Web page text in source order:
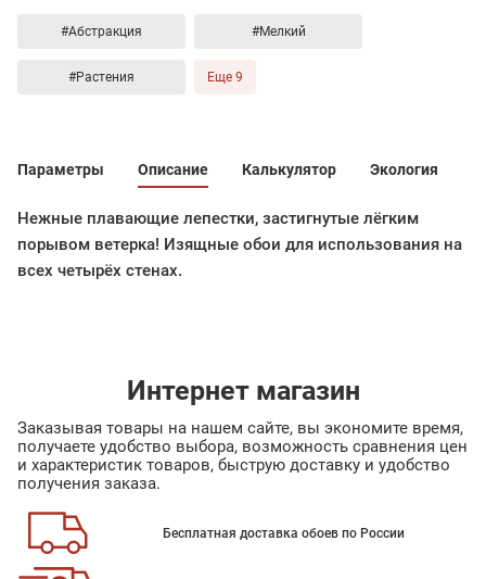
#Абстракция #Мелкий
#Растения Еще 9
Параметры Описание Калькулятор Экология
Нежные плавающие лепестки, застигнутые лёгким
порывом ветерка! Изящные обои для использования на
всех четырёх стенах.
Интернет магазин
Заказывая товары на нашем сайте, вы экономите время,
получаете удобство выбора, возможность сравнения цен
и характеристик товаров, быструю доставку и удобство
получения заказа.
Бесплатная доставка обоев по России